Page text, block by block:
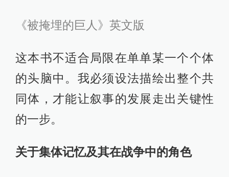
《被掩埋的巨人》英文版
这本书不适合局限在单单某一个个体
的头脑中。我必须设法描绘出整个共
同体，才能让叙事的发展走出关键性
的一步。
关于集体记忆及其在战争中的角色